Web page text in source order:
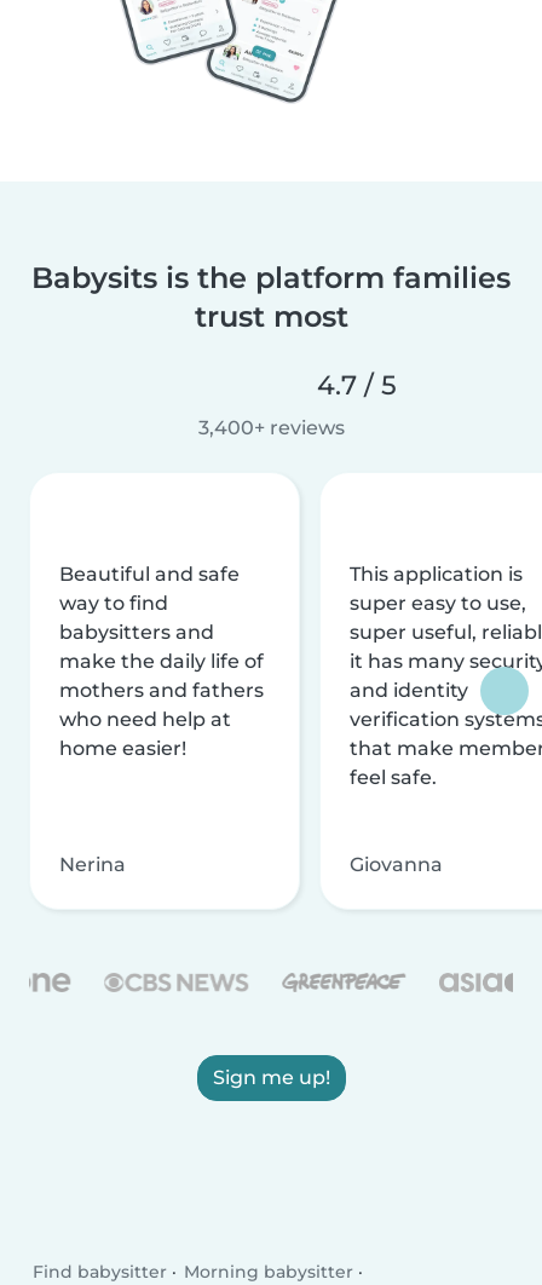
Babysits is the platform families
trust most
4.7 / 5
3,400+ reviews
Beautiful and safe
way to find
babysitters and
make the daily life of
mothers and fathers
who need help at
home easier!
Nerina
This application is
super easy to use,
super useful,
it has many
and identity
verification
that make
feel safe.
Giovanna
Sign me up!
Find babysitter
Morning babysitter